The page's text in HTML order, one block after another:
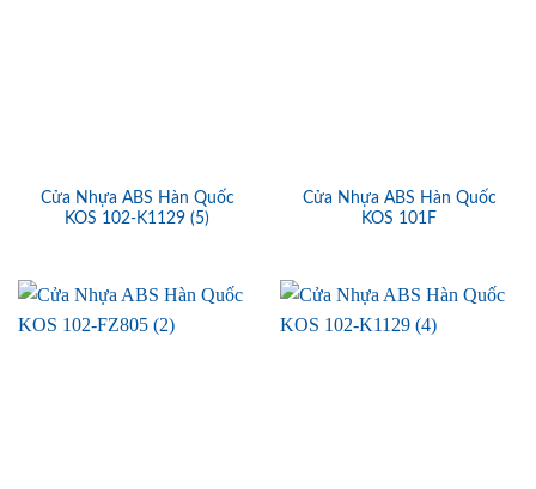
Cửa Nhựa ABS Hàn Quốc
KOS 102-K1129 (5)
Cửa Nhựa ABS Hàn Quốc
KOS 101F